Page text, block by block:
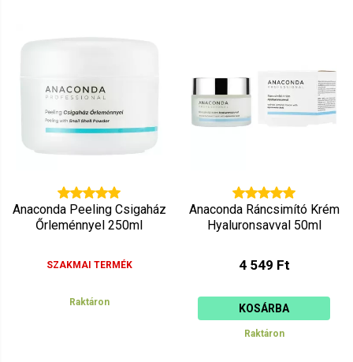
Anaconda Peeling Csigaház
Őrleménnyel 250ml
SZAKMAI TERMÉK
Raktáron
Anaconda Ráncsimító Krém
Hyaluronsavval 50ml
4 549 Ft
KOSÁRBA
Raktáron